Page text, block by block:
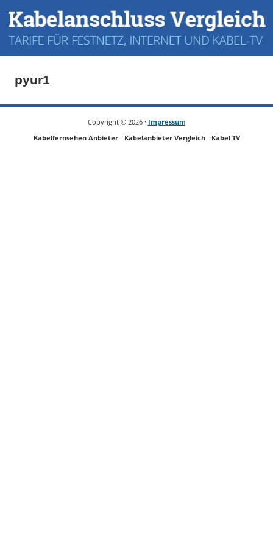
pyur1
Copyright © 2026 · Impressum
Kabelfernsehen Anbieter- Kabelanbieter Vergleich- Kabel TV